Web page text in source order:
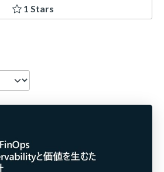
1 Stars